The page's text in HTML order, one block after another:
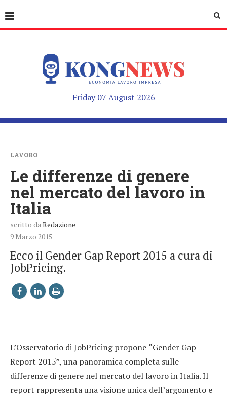
Friday 07 August 2026
LAVORO
Le differenze di genere
nel mercato del lavoro in
Italia
scritto da Redazione
9 Marzo 2015
Ecco il Gender Gap Report 2015 a cura di
JobPricing.
L’Osservatorio di JobPricing propone “Gender Gap
Report 2015”, una panoramica completa sulle
differenze di genere nel mercato del lavoro in Italia. Il
report rappresenta una visione unica dell’argomento e